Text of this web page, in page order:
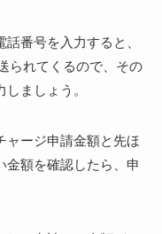
番号を入力すると、
られてくるので、その
ましょう。
ャージ申請金額と先ほ
金額を確認したら、申